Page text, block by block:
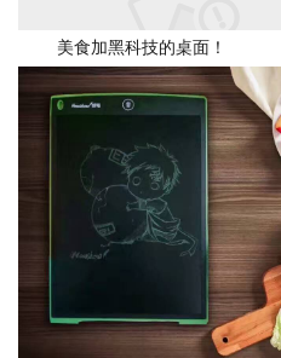
美食加黑科技的桌面！